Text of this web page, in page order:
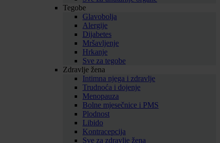
Tegobe
Glavobolja
Alergije
Dijabetes
Mršavljenje
Hrkanje
Sve za tegobe
Zdravlje žena
Intimna njega i zdravlje
Trudnoća i dojenje
Menopauza
Bolne mjesečnice i PMS
Plodnost
Libido
Kontracepcija
Sve za zdravlje žena